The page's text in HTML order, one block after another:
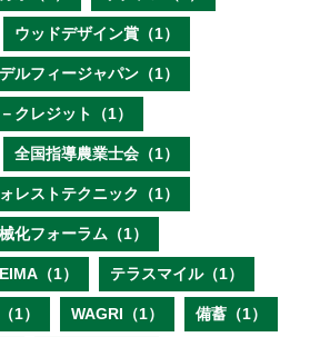
ウッドデザイン賞（1）
デルフィージャパン（1）
クレジット（1）
全国指導農業士会（1）
レストテクニック（1）
化フォーラム（1）
EIMA（1） テラスマイル（1）
1） WAGRI（1） 備蓄（1）